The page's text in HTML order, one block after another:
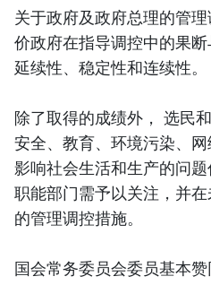
关于政府及政府总理的管
价政府在指导调控中的果
延续性、稳定性和连续性。
除了取得的成绩外， 选民
安全、教育、环境污染、
影响社会生活和生产的问
职能部门需予以关注，并
的管理调控措施。
国会常务委员会委员基本